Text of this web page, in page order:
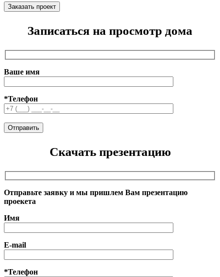
Записаться на просмотр дома
Ваше имя
*Телефон
Скачать презентацию
Отправьте заявку и мы пришлем Вам презентацию
проекета
Имя
E-mail
*Телефон